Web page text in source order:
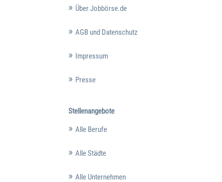
Über Jobbörse.de
AGB und Datenschutz
Impressum
Presse
Stellenangebote
Alle Berufe
Alle Städte
Alle Unternehmen